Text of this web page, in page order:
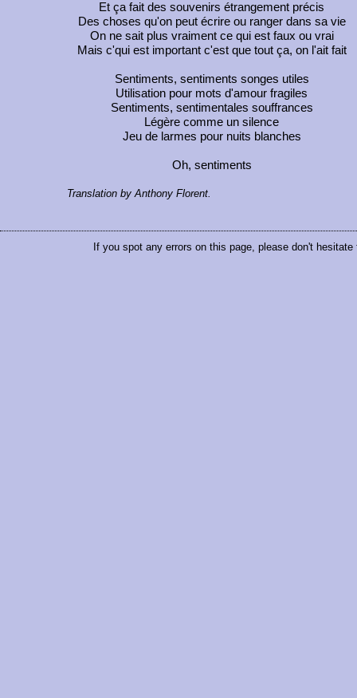
Et ça fait des souvenirs étrangement précis
Des choses qu'on peut écrire ou ranger dans sa vie
On ne sait plus vraiment ce qui est faux ou vrai
Mais c'qui est important c'est que tout ça, on l'ait fait
Sentiments, sentiments songes utiles
Utilisation pour mots d'amour fragiles
Sentiments, sentimentales souffrances
Légère comme un silence
Jeu de larmes pour nuits blanches
Oh, sentiments
Translation by Anthony Florent.
If you spot any errors on this page, please don't